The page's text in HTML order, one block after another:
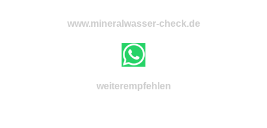
www.mineralwasser-check.de
weiterempfehlen